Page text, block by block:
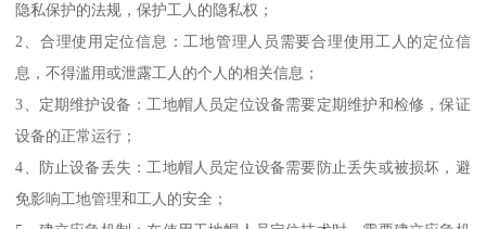
隐私保护的法规，保护工人的隐私权；
2、合理使用定位信息：工地管理人员需要合理使用工人的定位信
息，不得滥用或泄露工人的个人的相关信息；
3、定期维护设备：工地帽人员定位设备需要定期维护和检修，保证
设备的正常运行；
4、防止设备丢失：工地帽人员定位设备需要防止丢失或被损坏，避
免影响工地管理和工人的安全；